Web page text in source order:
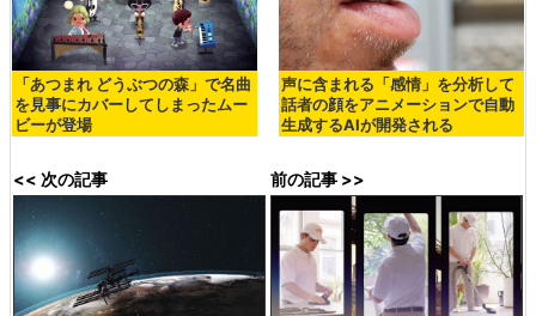
「あつまれ どうぶつの森」で名曲
を見事にカバーしてしまったムー
ビーが登場
声に含まれる「感情」を分析して
話者の顔をアニメーションで自動
生成するAIが開発される
<< 次の記事 前の記事 >>